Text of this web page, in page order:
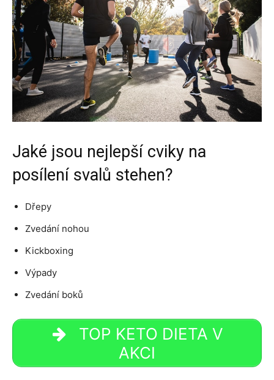
Jaké jsou nejlepší cviky na
posílení svalů stehen?
Dřepy
Zvedání nohou
Kickboxing
Výpady
Zvedání boků
TOP KETO DIETA V
AKCI